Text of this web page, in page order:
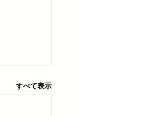
すべて表示